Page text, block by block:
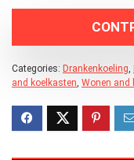
Categories: Drankenkoeling
and koelkasten Wonen and